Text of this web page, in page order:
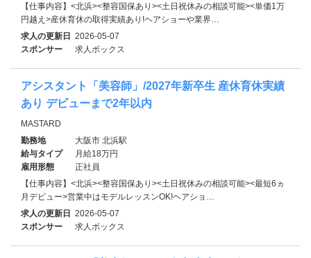
【仕事内容】<北浜><整容国保あり><土日祝休みの相談可能><単価1万
円越え>産休育休の取得実績あり!ヘアショーや業界…
求人の更新日 2026-05-07
スポンサー
求人ボックス
アシスタント「美容師」/2027年新卒生 産休育休実績
あり デビューまで2年以内
MASTARD
勤務地
大阪市 北浜駅
給与タイプ
月給18万円
雇用形態
正社員
【仕事内容】<北浜><整容国保あり><土日祝休みの相談可能><最短6ヵ
月デビュー>営業中はモデルレッスンOK!ヘアショ…
求人の更新日 2026-05-07
スポンサー
求人ボックス